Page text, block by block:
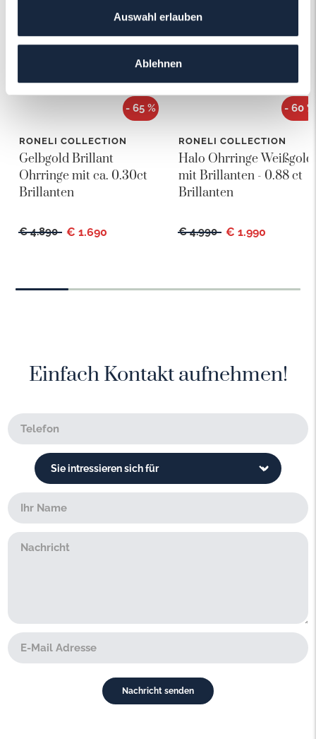
Auswahl erlauben
Ablehnen
- 65 %
RONELI COLLECTION
Gelbgold Brillant
Ohrringe mit ca. 0.30ct
Brillanten
€ 4.890 € 1.690
- 60 %
RONELI COLLECTION
Halo Ohrringe Weißgold
mit Brillanten - 0.88 ct
Brillanten
€ 4.990 € 1.990
Einfach Kontakt aufnehmen!